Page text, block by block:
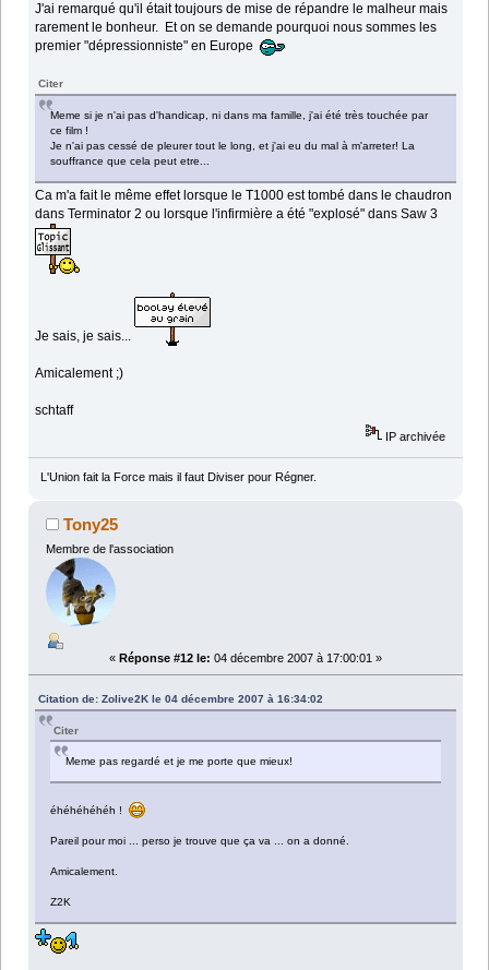
J'ai remarqué qu'il était toujours de mise de répandre le malheur mais
rarement le bonheur. Et on se demande pourquoi nous sommes les
premier "dépressionniste" en Europe
Citer
Meme si je n'ai pas d'handicap, ni dans ma famille, j'ai été très touchée par
ce film !
Je n'ai pas cessé de pleurer tout le long, et j'ai eu du mal à m'arreter! La
souffrance que cela peut etre...
Ca m'a fait le même effet lorsque le T1000 est tombé dans le chaudron
dans Terminator 2 ou lorsque l'infirmière a été "explosé" dans Saw 3
Je sais, je sais...
Amicalement ;)
schtaff
IP archivée
L'Union fait la Force mais il faut Diviser pour Régner.
Tony25
Membre de l'association
« Réponse #12 le: 04 décembre 2007 à 17:00:01 »
Citation de: Zolive2K le 04 décembre 2007 à 16:34:02
Citer
Meme pas regardé et je me porte que mieux!
éhéhéhéhéh !
Pareil pour moi ... perso je trouve que ça va ... on a donné.
Amicalement.
Z2K